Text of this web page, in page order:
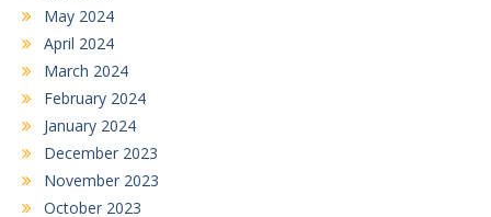
May 2024
April 2024
March 2024
February 2024
January 2024
December 2023
November 2023
October 2023